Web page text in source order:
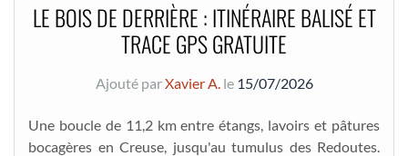
LE BOIS DE DERRIÈRE : ITINÉRAIRE BALISÉ ET
TRACE GPS GRATUITE
Ajouté parXavier A. le 15/07/2026
Une boucle de 11,2 km entre étangs, lavoirs et pâtures
bocagères en Creuse, jusqu'au tumulus des Redoutes.